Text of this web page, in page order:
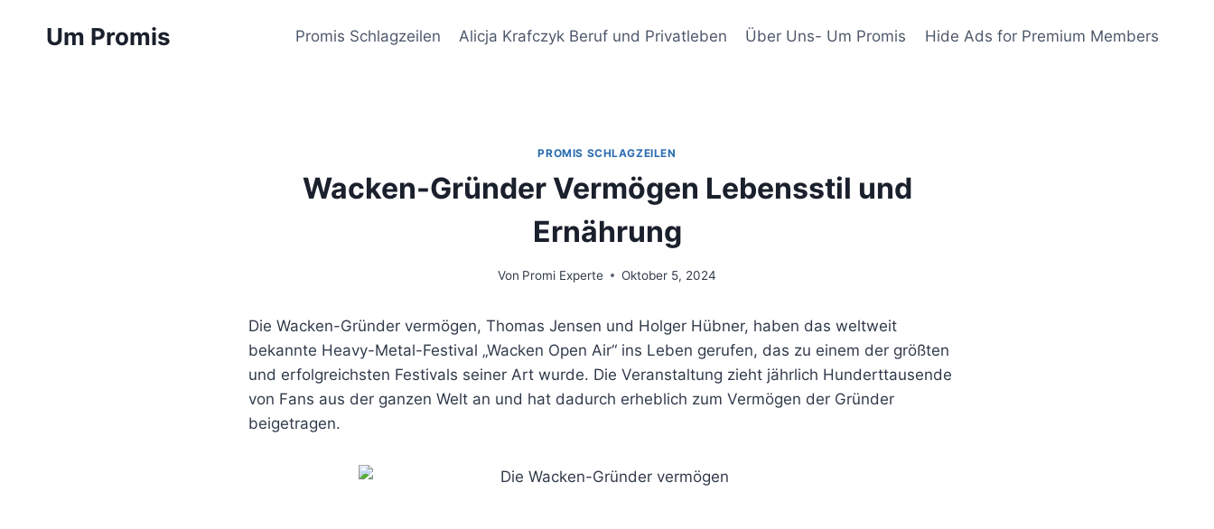
Um Promis Promis Schlagzeilen Alicja Krafczyk Beruf und Privatleben Über Uns- Um Promis Hide Ads for Premium Members
PROMIS SCHLAGZEILEN
Wacken-Gründer Vermögen Lebensstil und
Ernährung
Von Promi Experte Oktober 5, 2024
Die Wacken-Gründer vermögen, Thomas Jensen und Holger Hübner, haben das weltweit
bekannte Heavy-Metal-Festival „Wacken Open Air“ ins Leben gerufen, das zu einem der größten
und erfolgreichsten Festivals seiner Art wurde. Die Veranstaltung zieht jährlich Hunderttausende
von Fans aus der ganzen Welt an und hat dadurch erheblich zum Vermögen der Gründer
beigetragen.